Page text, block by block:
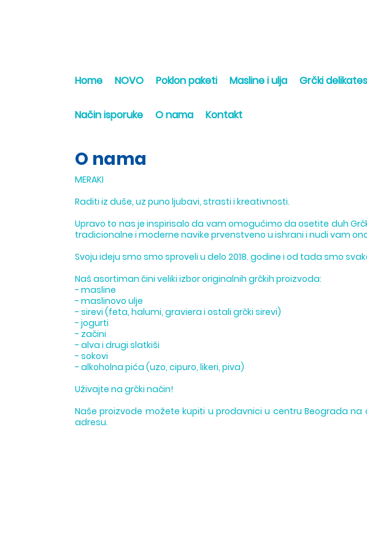
Home NOVO Poklon paketi Masline i ulja Grčki
Način isporuke O nama Kontakt
O nama
MERAKI
Raditi iz duše, uz puno ljubavi, strasti i kreativnosti.
Upravo to nas je inspirisalo da vam omogućimo da osetite duh
tradicionalne i moderne navike prvenstveno u ishrani i nudi vam
Svoju ideju smo smo sproveli u delo 2018. godine i od tada smo
Naš asortiman čini veliki izbor originalnih grčkih proizvoda:
- masline
- maslinovo ulje
- sirevi (feta, halumi, graviera i ostali grčki sirevi)
- jogurti
- začini
- alva i drugi slatkiši
- sokovi
- alkoholna pića (uzo, cipuro, likeri, piva)
Uživajte na grčki način!
Naše proizvode možete kupiti u prodavnici u centru Beograda
adresu.